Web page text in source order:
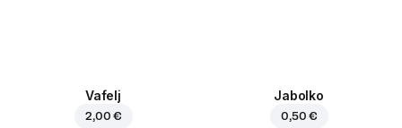
Vafelj
2,00 €
Jabolko
0,50 €